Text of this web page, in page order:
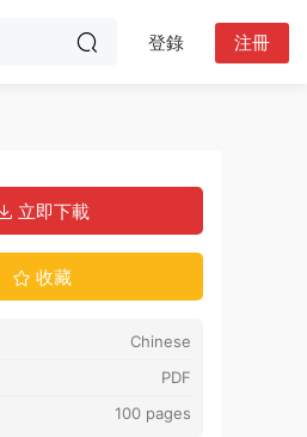
登錄 注冊
立即下載
收藏
Chinese
PDF
100 pages